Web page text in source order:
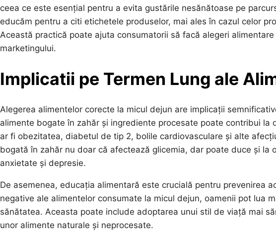
ceea ce este esențial pentru a evita gustările nesănătoase pe
educăm pentru a citi etichetele produselor, mai ales în cazul celor
Această practică poate ajuta consumatorii să facă alegeri
marketingului.
Implicatii pe Termen Lung ale
Alegerea alimentelor corecte la micul dejun are implicații
alimente bogate în zahăr și ingrediente procesate poate contribui la
ar fi obezitatea, diabetul de tip 2, bolile cardiovasculare și alte
bogată în zahăr nu doar că afectează glicemia, dar poate duce și la
anxietate și depresie.
De asemenea, educația alimentară este crucială pentru prevenirea
negative ale alimentelor consumate la micul dejun, oamenii pot lua
sănătatea. Aceasta poate include adoptarea unui stil de viață mai
unor alimente naturale și neprocesate.